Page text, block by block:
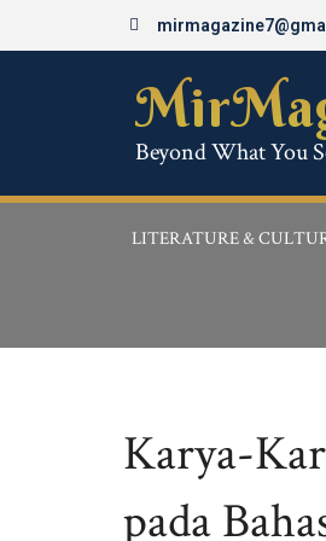
Beyond What You
LITERATURE &
Karya-
pada